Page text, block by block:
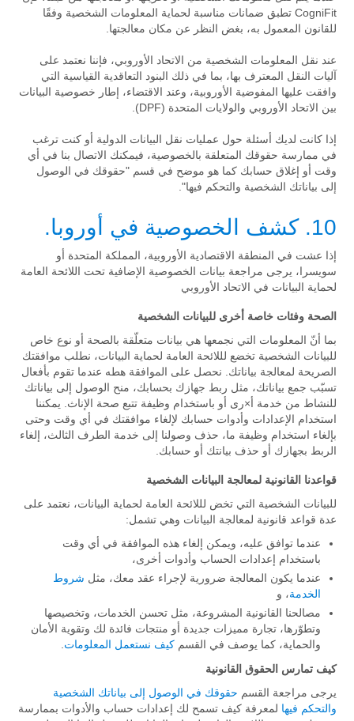
CogniFit تطبق ضمانات مناسبة لحماية المعلومات الشخصية وفقًا
للقانون المعمول به، بغض النظر عن مكان معالجتها.
عند نقل المعلومات الشخصية من الاتحاد الأوروبي، فإننا نعتمد على
آليات النقل المعترف بها، بما في ذلك البنود التعاقدية القياسية التي
وافقت عليها المفوضية الأوروبية، وعند الاقتضاء، إطار خصوصية البيانات
بين الاتحاد الأوروبي والولايات المتحدة (DPF).
إذا كانت لديك أسئلة حول عمليات نقل البيانات الدولية أو كنت ترغب
في ممارسة حقوقك المتعلقة بالخصوصية، فيمكنك الاتصال بنا في أي
وقت أو إغلاق حسابك كما هو موضح في قسم "حقوقك في الوصول
إلى بياناتك الشخصية والتحكم فيها".
10. كشف الخصوصية في أوروبا.
إذا عشت في المنطقة الاقتصادية الأوروبية، المملكة المتحدة أو
سويسرا، يرجى مراجعة بيانات الخصوصية الإضافية تحت اللائحة العامة
لحماية البيانات في الاتحاد الأوروبي
الصحة وفئات خاصة أخرى للبيانات الشخصية
بما أنّ المعلومات التي نجمعها هي بيانات متعلّقة بالصحة أو نوع خاص
للبيانات الشخصية تخضع لللائحة العامة لحماية البيانات، نطلب موافقتك
الصريحة لمعالجة بياناتك. نحصل على الموافقة هطه عندما تقوم بأفعال
تسبّب جمع بياناتك، مثل ربط جهازك بحسابك، منح الوصول إلى بياناتك
للنشاط من خدمة أ×رى أو باستخدام وظيفة تتبع صحة الإناث. يمكننا
استخدام الإعدادات وأدوات حسابك لإلغاء موافقتك في أي وقت وحتى
بإلغاء استخدام وظيفة ما، حذف وصولنا إلى خدمة الطرف الثالث، إلغاء
الربط بجهازك أو حذف بيانتك أو حسابك.
قواعدنا القانونية لمعالجة البيانات الشخصية
للبيانات الشخصية التي تخض لللائحة العامة لحماية البيانات، نعتمد على
عدة قواعد قانونية لمعالجة البيانات وهي تشمل:
عندما توافق عليه، ويمكن إلغاء هذه الموافقة في أي وقت
باستخدام إعدادات الحساب وأدوات أخرى،
عندما يكون المعالجة ضرورية لإجراء عقد معك، مثل شروط
الخدمة، و
مصالحنا القانونية المشروعة، مثل تحسن الخدمات، وتخصيصها
وتطوّرها، تجارة مميزات جديدة أو منتجات فائدة لك وتقوية الأمان
والحماية، كما يوصف في القسمكيف نستعمل المعلومات
كيف تمارس الحقوق القانونية
يرجى مراجعة القسم حقوقك في الوصول إلى بياناتك الشخصية
والتحكم فيها لمعرفة كيف تسمح لك إعدادات حساب والأدوات بممارسة